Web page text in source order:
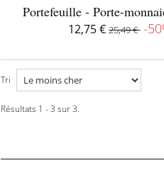
Portefeuille - Porte-
12,75 €25,49 € -
Tri
Résultats 1 - 3 sur 3.